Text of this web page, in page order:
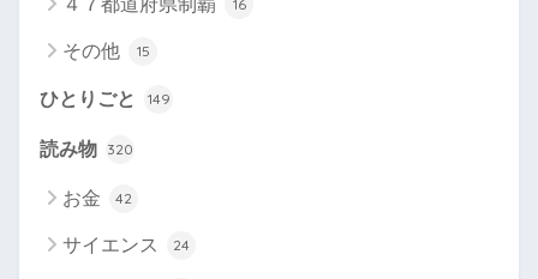
16
その他 15
ひとりごと 149
読み物 320
お金 42
サイエンス 24